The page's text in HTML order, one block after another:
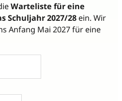
Warteliste für eine
Schuljahr 2027/28 ein. Wir
Anfang Mai 2027 für eine